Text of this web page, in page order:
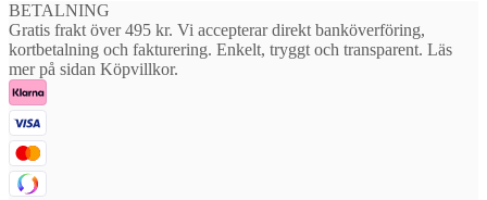
BETALNING
Gratis frakt över 495 kr. Vi accepterar direkt banköverföring,
kortbetalning och fakturering. Enkelt, tryggt och transparent. Läs
mer på sidan Köpvillkor.